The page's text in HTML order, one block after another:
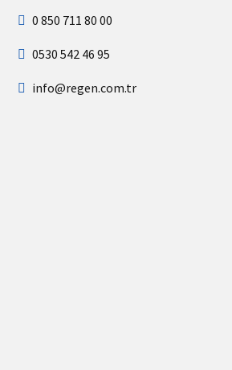
0 850 711 80 00
0530 542 46 95
info@regen.com.tr